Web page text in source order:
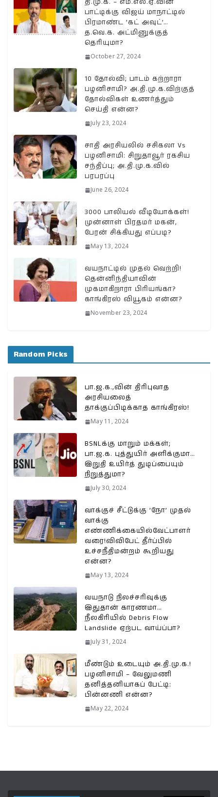
பாட்டிக்கு விஜய் மாநாட்டில்
பிரமாண்ட ’கட் அவுட்’…
த.வெ.க. அட்மினுக்குத்
தெரியுமா?
October 27, 2024
10 தோல்வி; பாடம் கற்றாரா
பழனிசாமி? அ.தி.மு.க.விற்குத்
தோல்விகள் உணர்த்தும்
செய்தி என்ன?
July 23, 2024
சாதி அரசியலில் சசிகலா Vs
பழனிசாமி: சிறுதாவூர் ரகசிய
சந்திப்பு; அ.தி.மு.க.வில்
பரபரப்பு
June 26, 2024
3000 பாலியல் வீடியோக்கள்!
முன்னாள் பிரதமர் மகன்,
பேரன் சிக்கியது எப்படி?
May 13, 2024
வயநாட்டில் முதல் வெற்றி!
தென்னிந்தியாவின்
முகமாகிறாரா பிரியங்கா?
காங்கிரஸ் வியூகம் என்ன?
November 23, 2024
Random Picks
பா.ஜ.க.,வின் திரிபுவாத
அரசியலைத்
தாக்குப்பிடிக்காத காங்கிரஸ்!
May 11, 2024
BSNLக்கு மாறும் மக்கள்;
பா.ஜ.க. புத்துயிர் அளிக்குமா…
இறுதி உயிர்த் துடிப்பையும்
நிறுத்துமா?
July 30, 2024
வாக்குச் சீட்டுக்கு ’நோ’ முதல்
வாக்கு
எண்ணிக்கையில்வேட்பாளர்
வரை!விவிபேட் தீர்ப்பில்
உச்சநீதிமன்றம் கூறியது
என்ன?
May 13, 2024
வயநாடு நிலச்சரிவுக்கு
இதுதான் காரணமா…
நீலகிரியில் Debris Flow
Landslide ஏற்பட வாய்ப்பா?
July 31, 2024
மீண்டும் உடையும் அ.தி.மு.க.!
பழனிசாமி – வேலுமணி
தனித்தனியாகப் பேட்டி:
பின்னணி என்ன?
May 22, 2024